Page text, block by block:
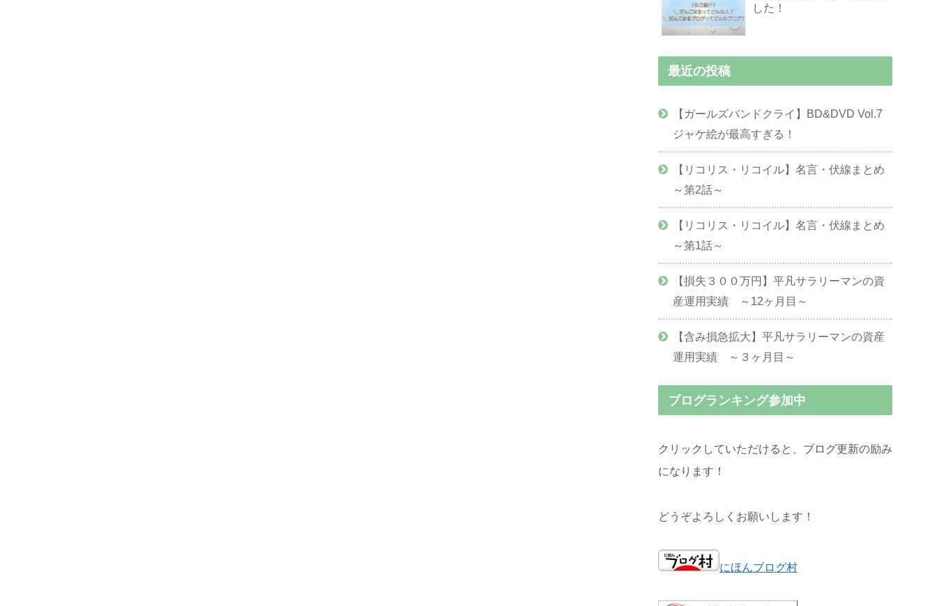
した！
最近の投稿
【ガールズバンドクライ】BD&DVD Vol.7
ジャケ絵が最高すぎる！
【リコリス・リコイル】名言・伏線まとめ
～第2話～
【リコリス・リコイル】名言・伏線まとめ
～第1話～
【損失３００万円】平凡サラリーマンの資
産運用実績 ～12ヶ月目～
【含み損急拡大】平凡サラリーマンの資産
運用実績 ～３ヶ月目～
ブログランキング参加中
クリックしていただけると、ブログ更新の励み
になります！
どうぞよろしくお願いします！
にほんブログ村